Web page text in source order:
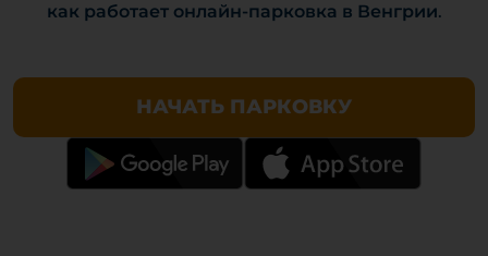
как работает онлайн-парковка в Венгрии.
НАЧАТЬ ПАРКОВКУ